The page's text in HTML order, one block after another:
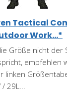
Tactical
Work...*
Größe nicht
empfehlen
linken
29L...